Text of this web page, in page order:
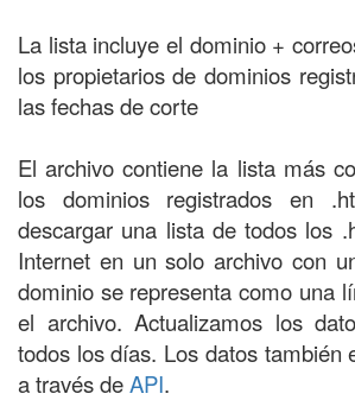
La lista incluye el dominio +
los propietarios de dominios
las fechas de corte
El archivo contiene la lista más
los dominios registrados en
descargar una lista de todos los
Internet en un solo archivo con
dominio se representa como una
el archivo. Actualizamos los
todos los días. Los datos también
a través deAPI.